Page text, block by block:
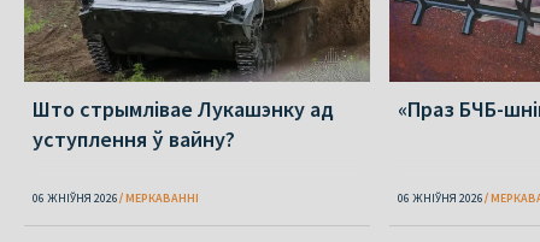
Што стрымлівае Лукашэнку ад
уступлення ў вайну?
06 ЖНІЎНЯ 2026 МЕРКАВАННI
«Праз БЧБ-
06 ЖНІЎНЯ 2026